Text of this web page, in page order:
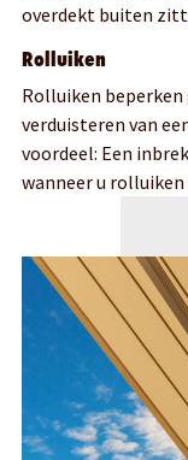
overdekt buiten
Rolluiken
Rolluiken
verduisteren van
voordeel: Een
wanneer u rolluiken